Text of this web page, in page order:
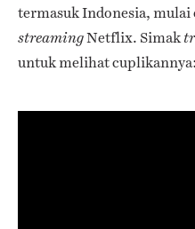
termasuk Indonesia, mulai
streamingNetflix. Simak
untuk melihat cuplikannya: